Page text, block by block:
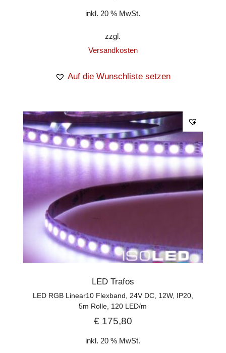
inkl. 20 % MwSt.
zzgl.
Versandkosten
Auf die Wunschliste setzen
LED Trafos
LED RGB Linear10 Flexband, 24V DC, 12W, IP20,
5m Rolle, 120 LED/m
€175,80
inkl. 20 % MwSt.